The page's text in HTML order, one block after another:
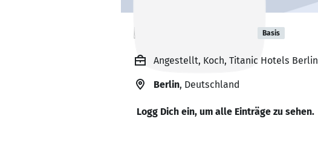
Hiekmat Slaiwa Basis
Angestellt, Koch, Titanic Hotels Berlin
Berlin, Deutschland
Logg Dich ein, um alle Einträge zu sehen.